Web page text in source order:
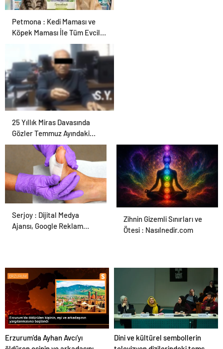
Petmona : Kedi Maması ve
Köpek Maması İle Tüm Evcil
25 Yıllık Miras Davasında
Gözler Temmuz Ayındaki
Karar Duruşmasına Çevrildi
Ortopodoloji İle Diyabetik
Ayak Yarası Tedavisi
Zihnin Gizemli Sınırları ve
Ötesi : Nasılnedir.com
Serjoy : Dijital Medya
Ajansı, Google Reklam
Erzurum’da Ayhan Avcı’yı
Dini ve kültürel sembollerin